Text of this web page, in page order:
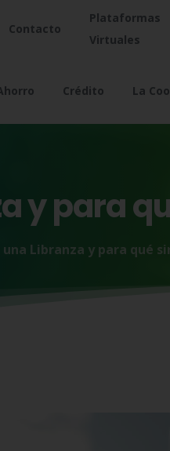
Contacto
Plataformas
Virtuales
Crédito La
ypara
una Libranza y para qué